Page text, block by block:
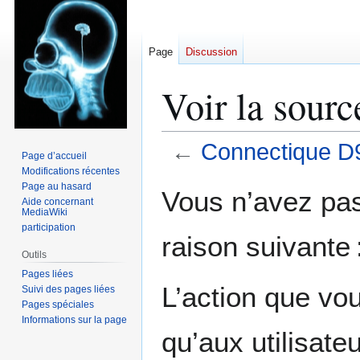
Voir la
← Connectique
à
navigation
à
recherche
Vous n’avez
raison suivante
L’action que
qu’aux
Page Discussion
Page d’accueil
Modifications récentes
Page au hasard
Aide concernant
MediaWiki
participation
Outils
Pages liées
Suivi des pages liées
Pages spéciales
Informations sur la page